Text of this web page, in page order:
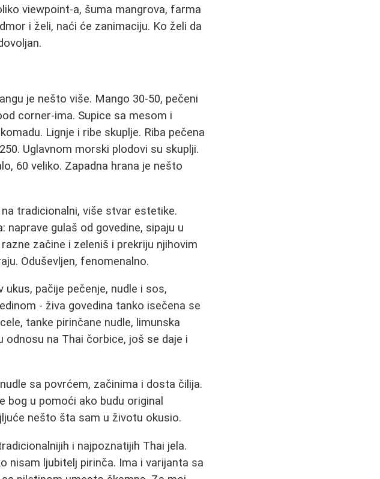
viewpoint-a, šuma mangrova, farma
i želi, naći će zanimaciju. Ko želi da
je nešto više. Mango 30-50, pečeni
corner-ima. Supice sa mesom i
Lignje i ribe skuplje. Riba pečena
Uglavnom morski plodovi su skuplji.
60 veliko. Zapadna hrana je nešto
tradicionalni, više stvar estetike.
naprave gulaš od govedine, sipaju u
začine i zeleniš i prekriju njihovim
Oduševljen, fenomenalno.
pačije pečenje, nudle i sos,
- živa govedina tanko isečena se
tanke pirinčane nudle, limunska
na Thai čorbice, još se daje i
sa povrćem, začinima i dosta čilija.
bog u pomoći ako budu original
nešto šta sam u životu okusio.
i najpoznatijih Thai jela.
nisam ljubitelj pirinča. Ima i varijanta sa